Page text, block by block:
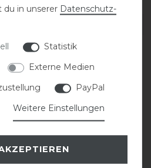
für dich
in unserer Daten­schutz­
Statistik
Externe Medien
PayPal
Weitere Einstellungen